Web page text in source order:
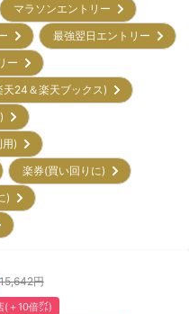
マラソンエントリー
ー
最強翌日エントリー
リー
天24＆楽天ブックス)
)
用)
楽券(買い回りに)
に)
円
(＋10倍㌽)